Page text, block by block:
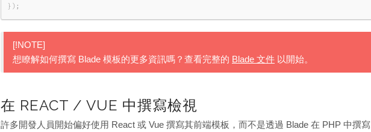
} ) ;
[!NOTE]
想瞭解如何撰寫 Blade 模板的更多資訊嗎？查看完整的 Blade 文件 以開始。
在 REACT / VUE 中撰寫檢視
許多開發人員開始偏好使用 React 或 Vue 撰寫其前端模板，而不是透過 Blade 在 PHP 中撰